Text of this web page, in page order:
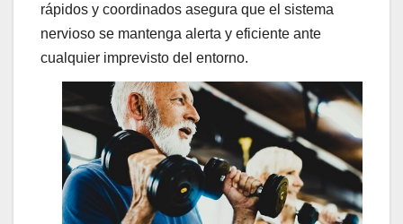
rápidos y coordinados asegura que el sistema
nervioso se mantenga alerta y eficiente ante
cualquier imprevisto del entorno.